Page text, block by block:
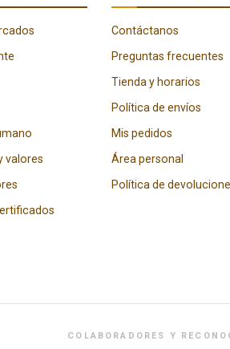
valores
Contáctanos
Preguntas frecuentes
Tienda y horarios
Política de envíos
Mis pedidos
Área personal
Política de
COLABORADORES Y